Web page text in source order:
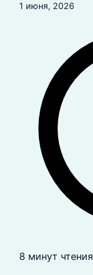
1 июня, 2026
8 минут чтения